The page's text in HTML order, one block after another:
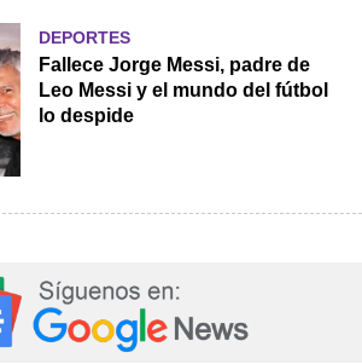
DEPORTES
Fallece Jorge Messi, padre de
Leo Messi y el mundo del fútbol
lo despide